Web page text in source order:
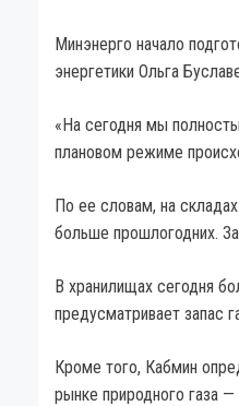
Минэнерго начало
энергетики Ольга
«На сегодня мы
плановом режиме
По ее словам, на
больше прошлогодних.
В хранилищах сегодня
предусматривает запас
Кроме того, Кабмин
рынке природного газа